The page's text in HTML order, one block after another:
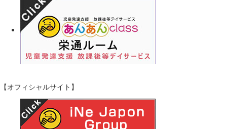
【オフィシャルサイト】